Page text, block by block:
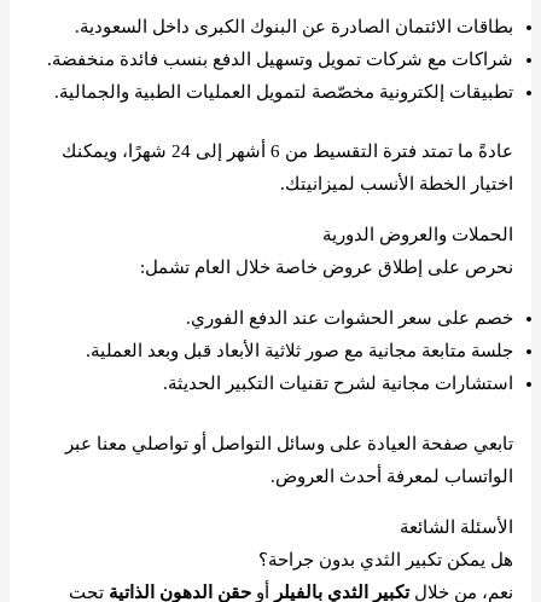
بطاقات الائتمان الصادرة عن البنوك الكبرى داخل السعودية.
شراكات مع شركات تمويل وتسهيل الدفع بنسب فائدة منخفضة.
تطبيقات إلكترونية مخصّصة لتمويل العمليات الطبية والجمالية.
عادةً ما تمتد فترة التقسيط من 6 أشهر إلى 24 شهرًا، ويمكنك
اختيار الخطة الأنسب لميزانيتك.
الحملات والعروض الدورية
نحرص على إطلاق عروض خاصة خلال العام تشمل:
خصم على سعر الحشوات عند الدفع الفوري.
جلسة متابعة مجانية مع صور ثلاثية الأبعاد قبل وبعد العملية.
استشارات مجانية لشرح تقنيات التكبير الحديثة.
تابعي صفحة العيادة على وسائل التواصل أو تواصلي معنا عبر
الواتساب لمعرفة أحدث العروض.
الأسئلة الشائعة
هل يمكن تكبير الثدي بدون جراحة؟
نعم، من خلالتكبير الثدي بالفيلر أوحقن الدهون الذاتية تحت